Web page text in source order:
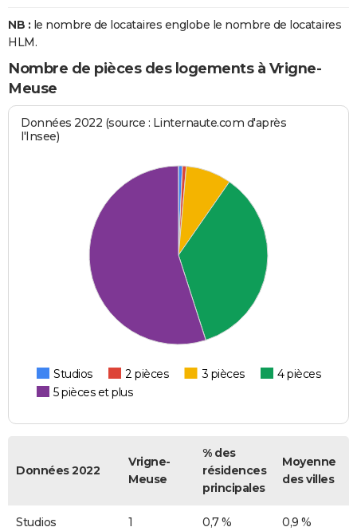
NB : le nombre de locataires englobe le nombre de locataires
HLM.
Nombre de pièces des logements à Vrigne-
Meuse
Données 2022 (source : Linternaute.com d'après
l'Insee)
Studios 2 pièces 3 pièces
4 pièces
5 pièces et plus
Données 2022
Vrigne-
Meuse
% des
résidences
principales
Moyenne
des villes
Studios 1 0,7 % 0,9 %